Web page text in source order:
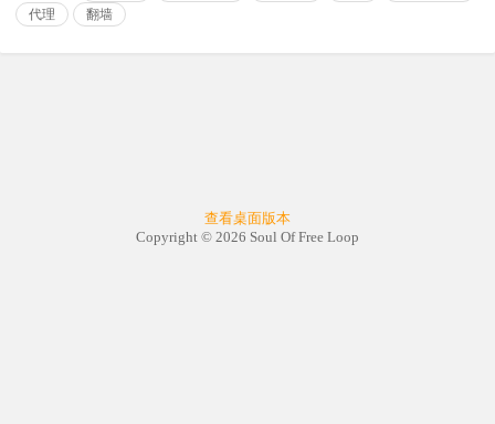
代理
翻墙
查看桌面版本
Copyright © 2026 Soul Of Free Loop